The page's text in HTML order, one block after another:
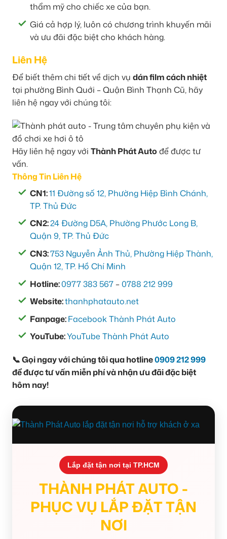
thẩm mỹ cho chiếc xe của bạn.
Giá cả hợp lý, luôn có chương trình khuyến mãi
và ưu đãi đặc biệt cho khách hàng.
Liên Hệ
Để biết thêm chi tiết về dịch vụ dán film cách nhiệt
tại phường Bình Quới – Quận Bình Thạnh Cũ, hãy
liên hệ ngay với chúng tôi:
Hãy liên hệ ngay với Thành Phát Auto để được tư
vấn.
Thông Tin Liên Hệ
CN1:11 Đường số 12, Phường Hiệp Bình Chánh,
TP. Thủ Đức
CN2:24 Đường D5A, Phường Phước Long B,
Quận 9, TP. Thủ Đức
CN3:753 Nguyễn Ảnh Thủ, Phường Hiệp Thành,
Quận 12, TP. Hồ Chí Minh
Hotline:0977 383 567 –0788 212 999
Website:thanhphatauto.net
Fanpage:Facebook Thành Phát Auto
YouTube:YouTube Thành Phát Auto
📞 Gọi ngay với chúng tôi qua hotline0909 212 999
để được tư vấn miễn phí và nhận ưu đãi đặc biệt
hôm nay!
Lắp đặt tận nơi tại TP.HCM
THÀNH PHÁT AUTO -
PHỤC VỤ LẮP ĐẶT TẬN
NƠI